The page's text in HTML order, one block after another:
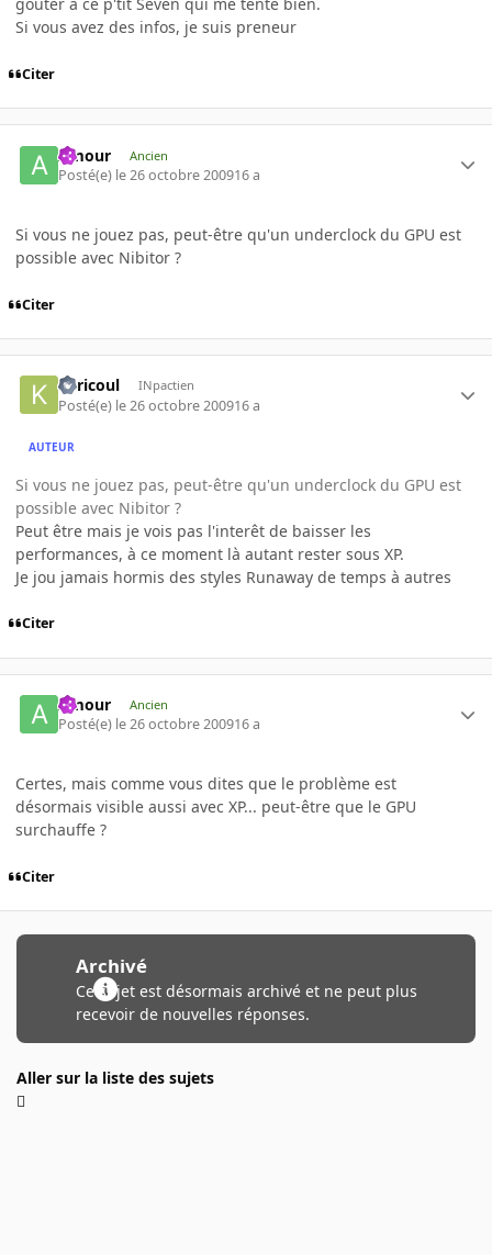
Si vous avez des infos, je suis preneur
Citer
Amour Ancien
Posté(e) le 26 octobre 200916 a
Si vous ne jouez pas, peut-être qu'un underclock du GPU est
possible avec Nibitor ?
Citer
Kericoul INpactien
Posté(e) le 26 octobre 200916 a
AUTEUR
Si vous ne jouez pas, peut-être qu'un underclock du GPU est
possible avec Nibitor ?
Peut être mais je vois pas l'interêt de baisser les
performances, à ce moment là autant rester sous XP.
Je jou jamais hormis des styles Runaway de temps à autres
Citer
Amour Ancien
Posté(e) le 26 octobre 200916 a
Certes, mais comme vous dites que le problème est
désormais visible aussi avec XP... peut-être que le GPU
surchauffe ?
Citer
Archivé
Ce sujet est désormais archivé et ne peut plus
recevoir de nouvelles réponses.
Aller sur la liste des sujets